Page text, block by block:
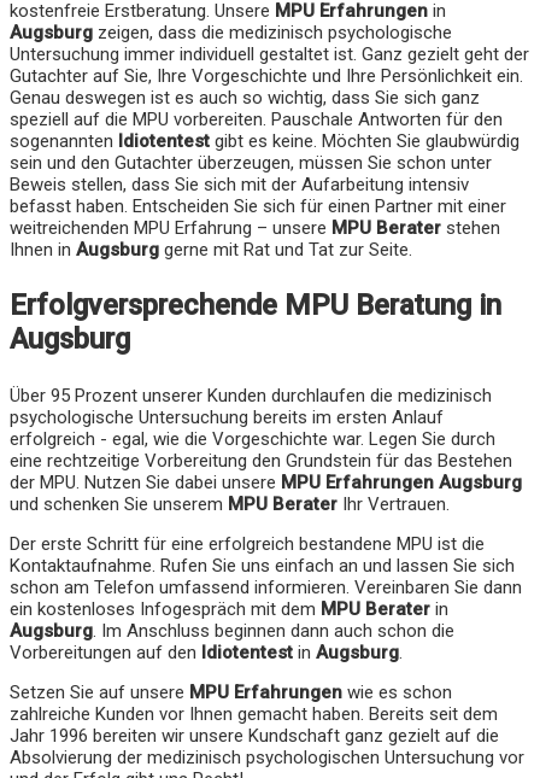
kostenfreie Erstberatung. Unsere MPU Erfahrungen in
Augsburg zeigen, dass die medizinisch psychologische
Untersuchung immer individuell gestaltet ist. Ganz gezielt geht der
Gutachter auf Sie, Ihre Vorgeschichte und Ihre Persönlichkeit ein.
Genau deswegen ist es auch so wichtig, dass Sie sich ganz
speziell auf die MPU vorbereiten. Pauschale Antworten für den
sogenannten Idiotentest gibt es keine. Möchten Sie glaubwürdig
sein und den Gutachter überzeugen, müssen Sie schon unter
Beweis stellen, dass Sie sich mit der Aufarbeitung intensiv
befasst haben. Entscheiden Sie sich für einen Partner mit einer
weitreichenden MPU Erfahrung – unsere MPU Berater stehen
Ihnen in Augsburg gerne mit Rat und Tat zur Seite.
Erfolgversprechende MPU Beratung in
Augsburg
Über 95 Prozent unserer Kunden durchlaufen die medizinisch
psychologische Untersuchung bereits im ersten Anlauf
erfolgreich - egal, wie die Vorgeschichte war. Legen Sie durch
eine rechtzeitige Vorbereitung den Grundstein für das Bestehen
der MPU. Nutzen Sie dabei unsere MPU Erfahrungen Augsburg
und schenken Sie unserem MPU Berater Ihr Vertrauen.
Der erste Schritt für eine erfolgreich bestandene MPU ist die
Kontaktaufnahme. Rufen Sie uns einfach an und lassen Sie sich
schon am Telefon umfassend informieren. Vereinbaren Sie dann
ein kostenloses Infogespräch mit dem MPU Berater in
Augsburg. Im Anschluss beginnen dann auch schon die
Vorbereitungen auf den Idiotentest in Augsburg.
Setzen Sie auf unsere MPU Erfahrungen wie es schon
zahlreiche Kunden vor Ihnen gemacht haben. Bereits seit dem
Jahr 1996 bereiten wir unsere Kundschaft ganz gezielt auf die
Absolvierung der medizinisch psychologischen Untersuchung vor